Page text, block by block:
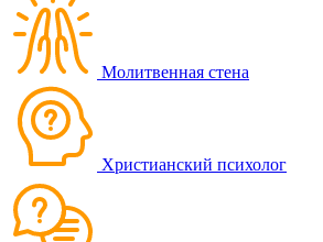
Молитвенная стена
Христианский психолог